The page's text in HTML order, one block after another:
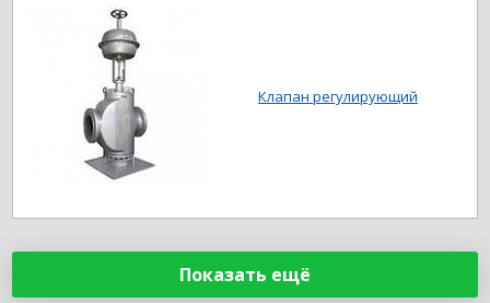
Клапан регулирующий
Показать ещё